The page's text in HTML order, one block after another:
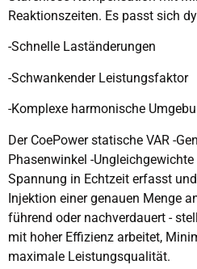
Reaktionszeiten. Es passt sich
-Schnelle Laständerungen
-Schwankender Leistungsfaktor
-Komplexe harmonische
Der CoePower statische VAR -
Phasenwinkel -
Spannung in Echtzeit erfasst
Injektion einer genauen Menge
führend oder nachverdauert -
mit hoher Effizienz arbeitet,
maximale Leistungsqualität.